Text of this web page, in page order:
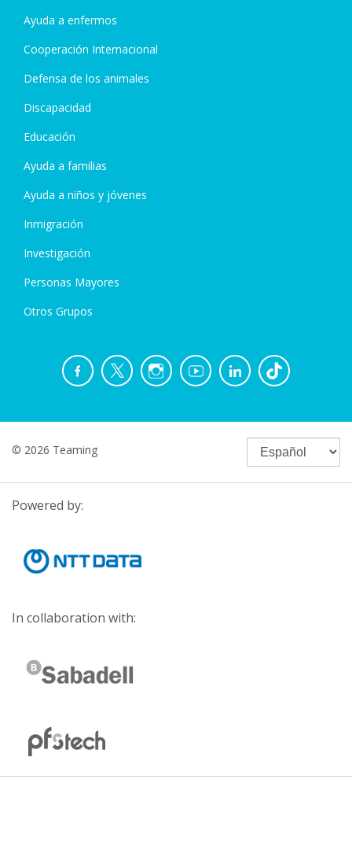
Ayuda a enfermos
Cooperación Internacional
Defensa de los animales
Discapacidad
Educación
Ayuda a familias
Ayuda a niños y jóvenes
Inmigración
Investigación
Personas Mayores
Otros Grupos
© 2026 Teaming
Powered by:
In collaboration with: